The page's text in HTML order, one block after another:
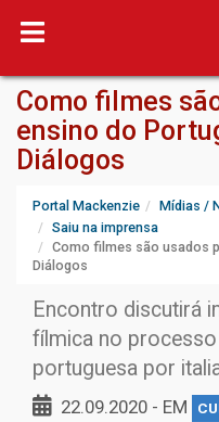
Como filmes
ensino do
Diálogos
Portal Mackenzie Mídias /
Saiu na imprensa
Como filmes são usados
Diálogos
Encontro discutirá
fílmica no
portuguesa por
22.09.2020 - EM